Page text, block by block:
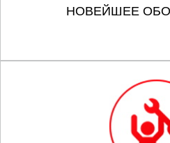
НОВЕЙШЕЕ